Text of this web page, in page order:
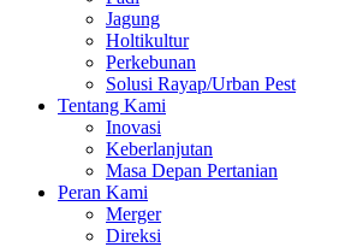
Jagung
Holtikultur
Perkebunan
Solusi Rayap/Urban Pest
Tentang Kami
Inovasi
Keberlanjutan
Masa Depan Pertanian
Peran Kami
Merger
Direksi